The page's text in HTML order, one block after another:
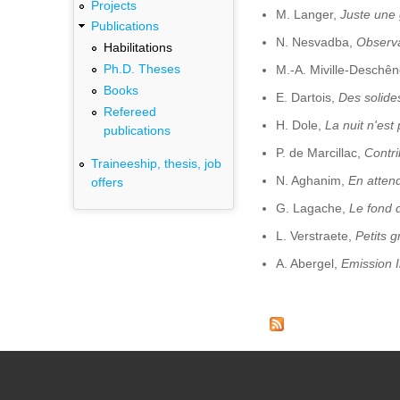
Projects
Publications
Habilitations
Ph.D. Theses
Books
Refereed
publications
Traineeship, thesis, job
offers
M. Langer, Juste une
N. Nesvadba,
M.-A. Miville-
E. Dartois, Des
H. Dole, La nuit n'est
P. de Marcillac,
N. Aghanim, En
G. Lagache, Le fond
L. Verstraete, Petits
A. Abergel, Emission